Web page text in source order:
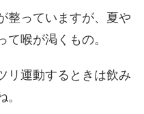
整っていますが、夏や
て喉が渇くもの。
リ運動するときは飲み